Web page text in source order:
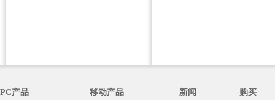
PC产品 移动产品 新闻 购买